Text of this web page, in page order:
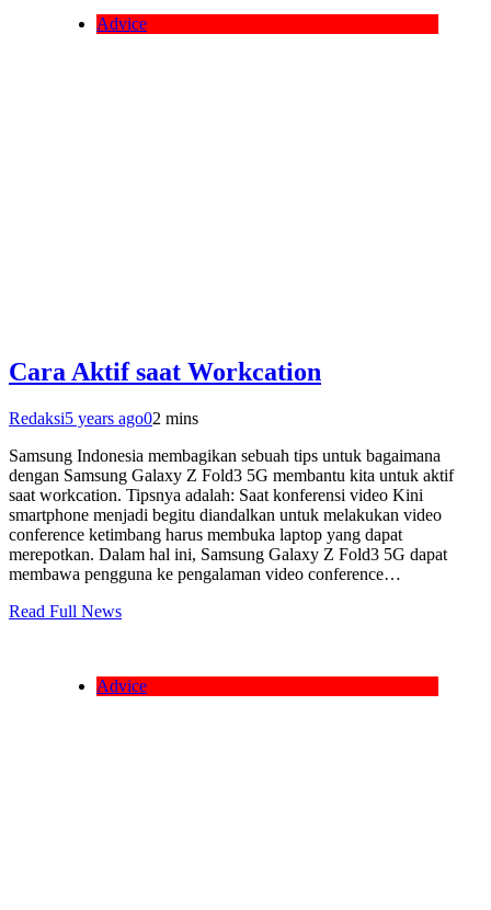
Advice
Cara Aktif saat Workcation
Redaksi5 years ago02 mins
Samsung Indonesia membagikan sebuah tips untuk bagaimana
dengan Samsung Galaxy Z Fold3 5G membantu kita untuk aktif
saat workcation. Tipsnya adalah: Saat konferensi video Kini
smartphone menjadi begitu diandalkan untuk melakukan video
conference ketimbang harus membuka laptop yang dapat
merepotkan. Dalam hal ini, Samsung Galaxy Z Fold3 5G dapat
membawa pengguna ke pengalaman video conference…
Read Full News
Advice